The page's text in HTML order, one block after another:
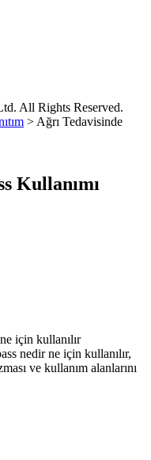
All Rights Reserved.
> Ağrı Tedavisinde
Kullanımı
için kullanılır
nedir ne için kullanılır,
ve kullanım alanlarını